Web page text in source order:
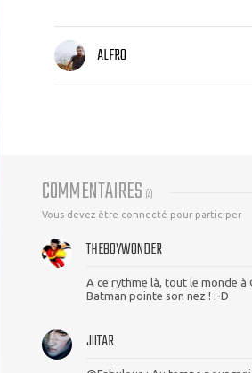
ALFRO
COMMENTAIRES (4)
Vous devez être connecté pour participer
THEBOYWONDER
A ce rythme là, tout le monde à
Batman pointe son nez ! :-D
JIITAR